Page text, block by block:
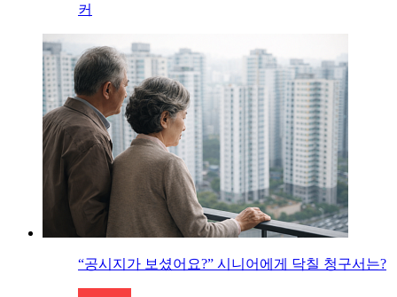
커
“공시지가 보셨어요?” 시니어에게 닥칠 청구서는?